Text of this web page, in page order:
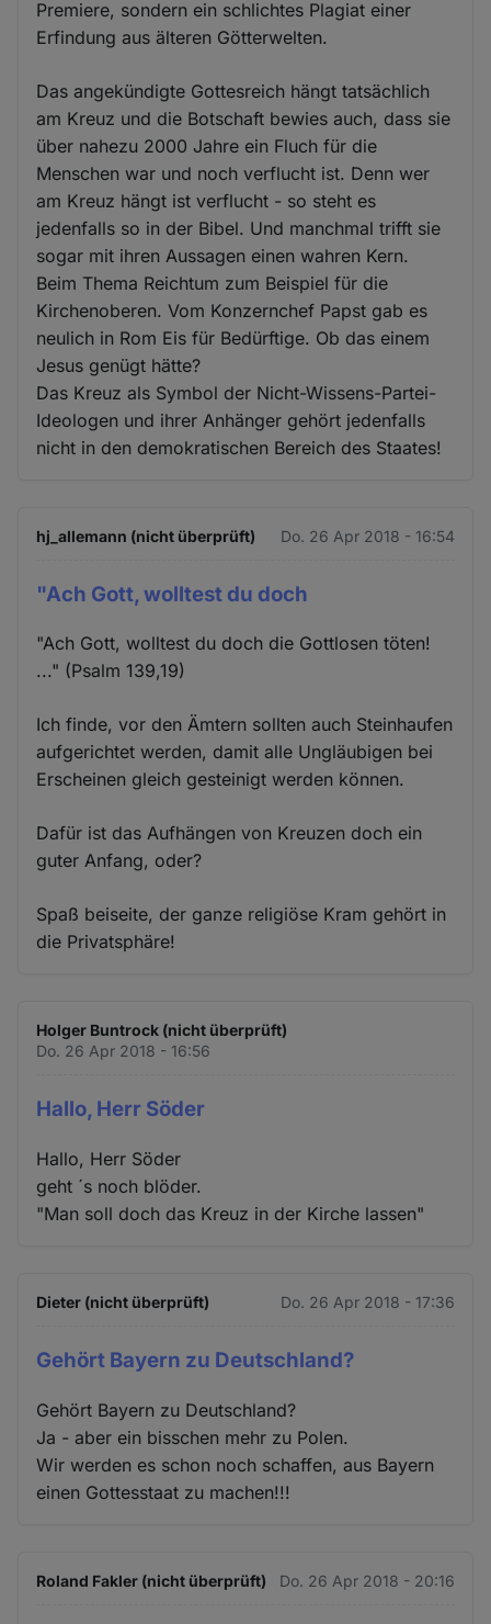
Premiere, sondern ein schlichtes Plagiat einer
Erfindung aus älteren Götterwelten.
Das angekündigte Gottesreich hängt tatsächlich
am Kreuz und die Botschaft bewies auch, dass sie
über nahezu 2000 Jahre ein Fluch für die
Menschen war und noch verflucht ist. Denn wer
am Kreuz hängt ist verflucht - so steht es
jedenfalls so in der Bibel. Und manchmal trifft sie
sogar mit ihren Aussagen einen wahren Kern.
Beim Thema Reichtum zum Beispiel für die
Kirchenoberen. Vom Konzernchef Papst gab es
neulich in Rom Eis für Bedürftige. Ob das einem
Jesus genügt hätte?
Das Kreuz als Symbol der Nicht-Wissens-Partei-
Ideologen und ihrer Anhänger gehört jedenfalls
nicht in den demokratischen Bereich des Staates!
hj_allemann (nicht überprüft) Do. 26 Apr 2018 - 16:54
"Ach Gott, wolltest du doch
"Ach Gott, wolltest du doch die Gottlosen töten!
..." (Psalm 139,19)
Ich finde, vor den Ämtern sollten auch Steinhaufen
aufgerichtet werden, damit alle Ungläubigen bei
Erscheinen gleich gesteinigt werden können.
Dafür ist das Aufhängen von Kreuzen doch ein
guter Anfang, oder?
Spaß beiseite, der ganze religiöse Kram gehört in
die Privatsphäre!
Holger Buntrock (nicht überprüft)
Do. 26 Apr 2018 - 16:56
Hallo, Herr Söder
Hallo, Herr Söder
geht ´s noch blöder.
"Man soll doch das Kreuz in der Kirche lassen"
Dieter (nicht überprüft) Do. 26 Apr 2018 - 17:36
Gehört Bayern zu Deutschland?
Gehört Bayern zu Deutschland?
Ja - aber ein bisschen mehr zu Polen.
Wir werden es schon noch schaffen, aus Bayern
einen Gottesstaat zu machen!!!
Roland Fakler (nicht überprüft) Do. 26 Apr 2018 - 20:16